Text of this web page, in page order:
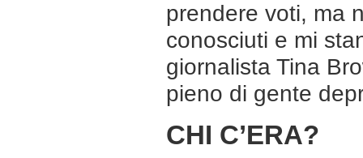
prendere voti, ma
conosciuti e mi
giornalista Tina
pieno di gente
CHI C’ERA?